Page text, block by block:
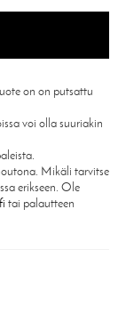
on on putsattu
voi olla suuriakin
Mikäli tarvitse
erikseen. Ole
tai palautteen